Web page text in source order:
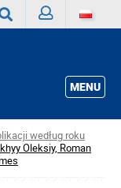
MENU
według roku
Oleksiy, Roman